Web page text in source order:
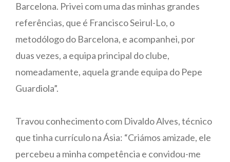
Barcelona. Privei com uma das minhas grandes
referências, que é Francisco Seirul-Lo, o
metodólogo do Barcelona, e acompanhei, por
duas vezes, a equipa principal do clube,
nomeadamente, aquela grande equipa do Pepe
Guardiola”.
Travou conhecimento com Divaldo Alves, técnico
que tinha currículo na Ásia: “Criámos amizade, ele
percebeu a minha competência e convidou-me